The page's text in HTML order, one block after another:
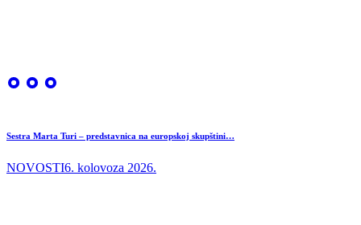
Sestra Marta Turi – predstavnica na europskoj skupštini…
NOVOSTI6. kolovoza 2026.